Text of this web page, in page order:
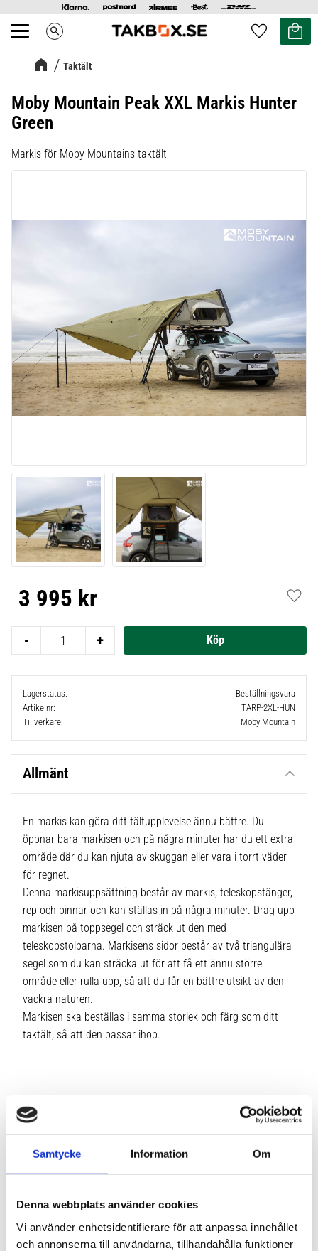
Samtycke Information Om
Denna webbplats använder cookies
Vi använder enhetsidentifierare för att anpassa innehållet
och annonserna till användarna, tillhandahålla funktioner
Meny search Favoriter
Kundvagn
Taktält
Moby Mountain Peak XXL Markis Hunter
Green
Markis för Moby Mountains taktält
3 995 kr
+
-
Lagerstatus
Beställningsvara
Artikelnr
TARP-2XL-HUN
Tillverkare
Moby Mountain
Allmänt
En markis kan göra ditt tältupplevelse ännu bättre. Du
öppnar bara markisen och på några minuter har du ett extra
område där du kan njuta av skuggan eller vara i torrt väder
för regnet.
Denna markisuppsättning består av markis, teleskopstänger,
rep och pinnar och kan ställas in på några minuter. Drag upp
markisen på toppsegel och sträck ut den med
teleskopstolparna. Markisens sidor består av två triangulära
segel som du kan sträcka ut för att få ett ännu större
område eller rulla upp, så att du får en bättre utsikt av den
vackra naturen.
Markisen ska beställas i samma storlek och färg som ditt
taktält, så att den passar ihop.